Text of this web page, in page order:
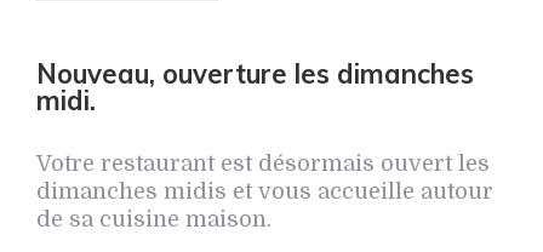
Nouveau, ouverture les dimanches
midi.
Votre restaurant est désormais ouvert les
dimanches midis et vous accueille autour
de sa cuisine maison.